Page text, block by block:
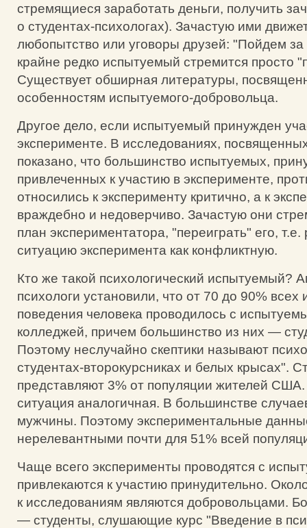
стремящиеся заработать деньги, получить
о студентах-психологах). Зачастую ими
любопытство или уговоры друзей: "Пойдем
крайне редко испытуемый стремится просто
Существует обширная литературы,
особенностям испытуемого-добровольца.
Другое дело, если испытуемый принужден
эксперименте. В исследованиях,
показано, что большинство испытуемых,
привлеченных к участию в эксперименте,
относились к эксперименту критично, а к
враждебно и недоверчиво. Зачастую они
план экспериментатора, "переиграть" его,
ситуацию эксперимента как конфликтную.
Кто же такой психологический испытуемый?
психологи установили, что от 70 до 90% всех
поведения человека проводилось с
колледжей, причем большинство из них —
Поэтому неслучайно скептики называют
студентах-второкурсниках и белых крысах".
представляют 3% от популяции жителей
ситуация аналогичная. В большинстве
мужчины. Поэтому экспериментальные
нерелевантными почти для 51% всей
Чаще всего эксперименты проводятся с
привлекаются к участию принудительно.
к исследованиям являются добровольцами.
— студенты, слушающие курс "Введение в